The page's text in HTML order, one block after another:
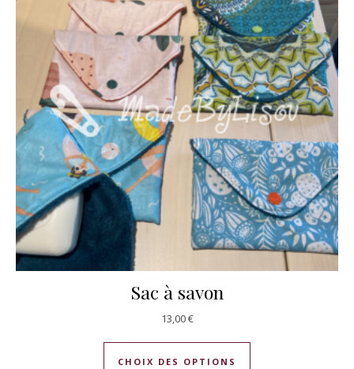
Sac à savon
13,00€
CHOIX DES OPTIONS
Ce produit a